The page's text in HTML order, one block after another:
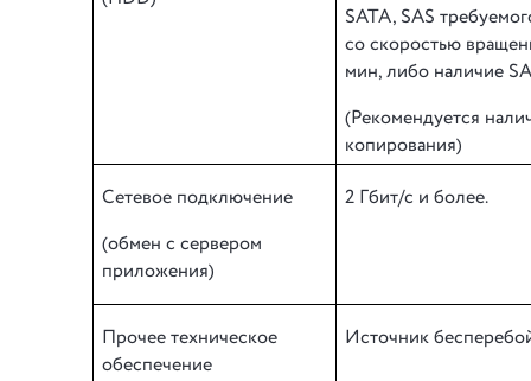
SATA, SAS
со скоростью
мин, либо наличие
(Рекомендуется
копирования)
Сетевое подключение
(обмен с сервером
приложения)
2 Гбит/с и более.
Прочее техническое
обеспечение
Источник